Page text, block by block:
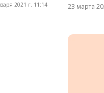
2021 г. 11:14 23 марта